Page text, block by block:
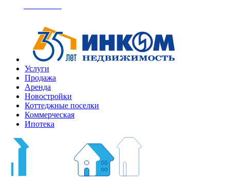
Услуги
Продажа
Аренда
Новостройки
Коттеджные поселки
Коммерческая
Ипотека